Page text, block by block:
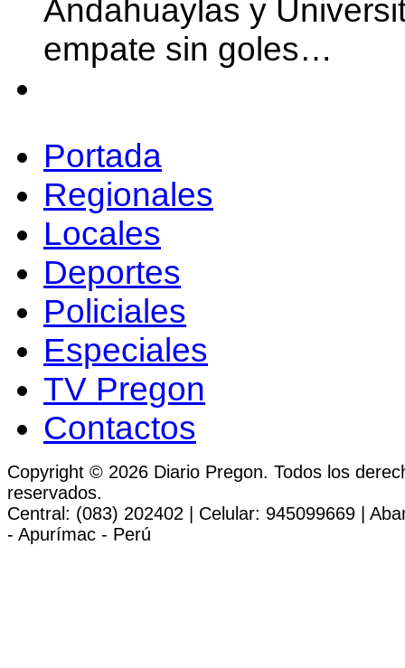
Andahuaylas y
empate sin goles…
Portada
Regionales
Locales
Deportes
Policiales
Especiales
TV Pregon
Contactos
Copyright © 2026 Diario Pregon. Todos los
reservados.
Central: (083) 202402 | Celular: 945099669 |
- Apurímac - Perú